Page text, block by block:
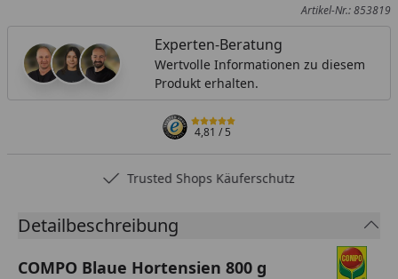
Artikel-Nr.: 853819
Experten-Beratung
Wertvolle Informationen zu diesem
Produkt erhalten.
4,81/ 5
Trusted Shops Käuferschutz
Detailbeschreibung
COMPO Blaue Hortensien 800 g